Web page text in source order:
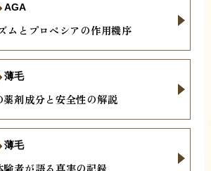
ムとプロペシアの作用機序
AGA
剤成分と安全性の解説
薄毛
者が語る真実の記録
薄毛